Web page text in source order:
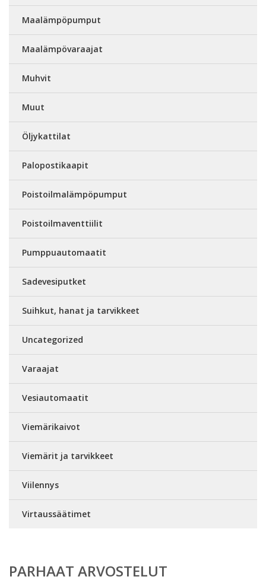
Maalämpöpumput
Maalämpövaraajat
Muhvit
Muut
Öljykattilat
Palopostikaapit
Poistoilmalämpöpumput
Poistoilmaventtiilit
Pumppuautomaatit
Sadevesiputket
Suihkut, hanat ja tarvikkeet
Uncategorized
Varaajat
Vesiautomaatit
Viemärikaivot
Viemärit ja tarvikkeet
Viilennys
Virtaussäätimet
PARHAAT ARVOSTELUT